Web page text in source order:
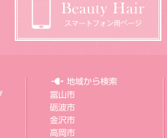
地域から検索
富山市
砺波市
金沢市
高岡市